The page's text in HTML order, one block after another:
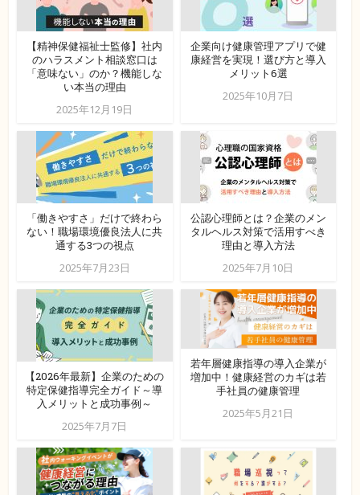
【精神保健福祉士監修】社内
のハラスメント相談窓口は
「意味ない」のか？機能しな
い本当の理由
2025年12月19日
企業向け健康管理アプリで健
康経営を実現！選び方と導入
メリット6選
2025年10月7日
「働きやすさ」だけで終わら
ない！職場環境優良法人に共
通する3つの視点
2025年7月23日
公認心理師とは？企業のメン
タルヘルス対策で活用すべき
理由と導入方法
2025年7月10日
【2026年最新】企業のための
特定保健指導完全ガイド～導
入メリットと成功事例～
2025年7月7日
若年層健康指導の導入企業が
増加中！健康経営のカギは若
手社員の健康管理
2025年5月21日